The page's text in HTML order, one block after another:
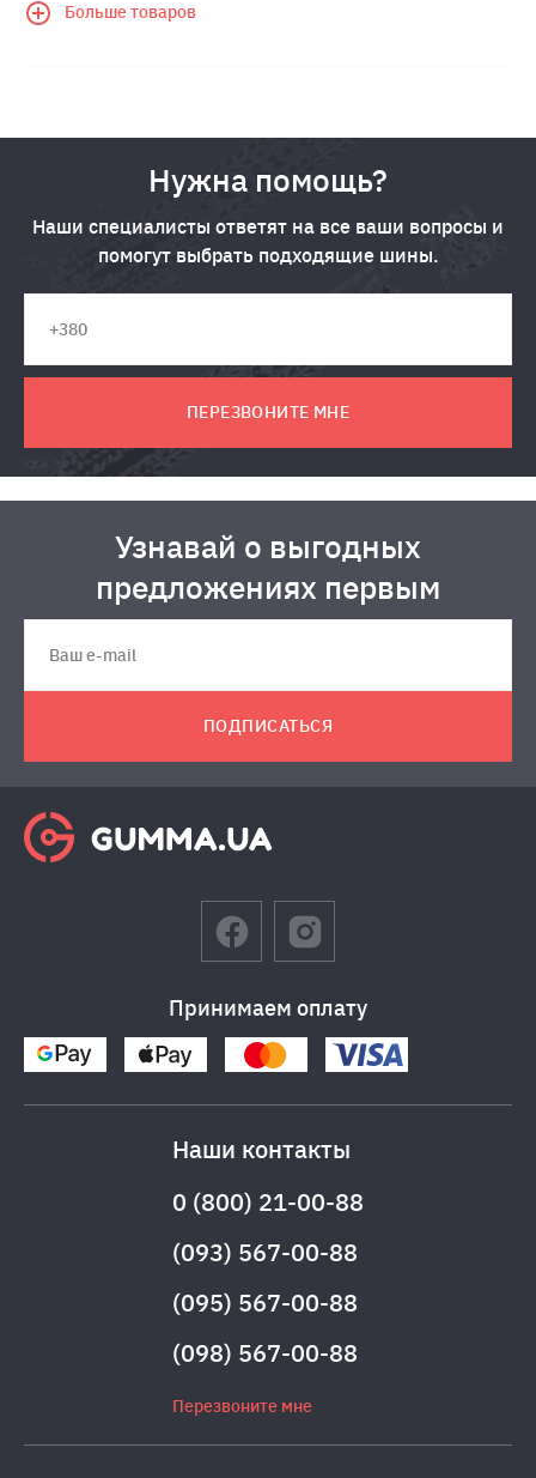
Больше товаров
Нужна помощь?
Наши специалисты ответят на все ваши вопросы и
помогут выбрать подходящие шины.
ПЕРЕЗВОНИТЕ МНЕ
Узнавай о выгодных
предложениях первым
ПОДПИСАТЬСЯ
Принимаем оплату
Наши контакты
0 (800) 21-00-88
(093) 567-00-88
(095) 567-00-88
(098) 567-00-88
Перезвоните мне